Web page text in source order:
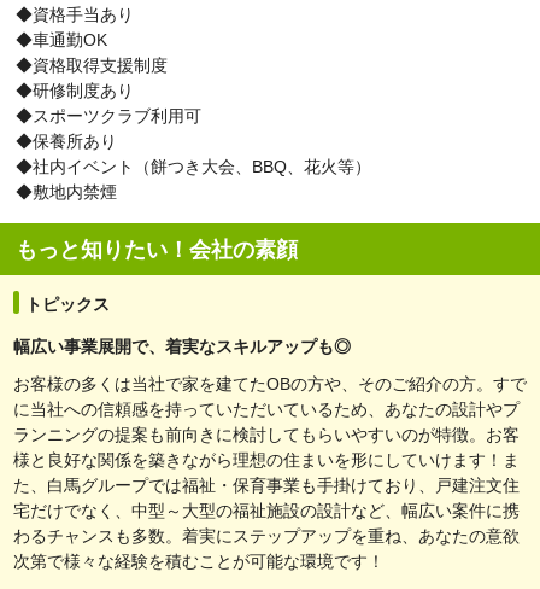
◆資格手当あり
◆車通勤OK
◆資格取得支援制度
◆研修制度あり
◆スポーツクラブ利用可
◆保養所あり
◆社内イベント（餅つき大会、BBQ、花火等）
◆敷地内禁煙
もっと知りたい！会社の素顔
トピックス
幅広い事業展開で、着実なスキルアップも◎
お客様の多くは当社で家を建てたOBの方や、そのご紹介の方。すで
に当社への信頼感を持っていただいているため、あなたの設計やプ
ランニングの提案も前向きに検討してもらいやすいのが特徴。お客
様と良好な関係を築きながら理想の住まいを形にしていけます！ま
た、白馬グループでは福祉・保育事業も手掛けており、戸建注文住
宅だけでなく、中型～大型の福祉施設の設計など、幅広い案件に携
わるチャンスも多数。着実にステップアップを重ね、あなたの意欲
次第で様々な経験を積むことが可能な環境です！